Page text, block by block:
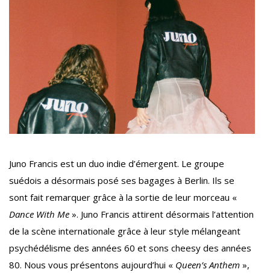
Juno Francis est un duo indie d’émergent. Le groupe
suédois a désormais posé ses bagages à Berlin. Ils se
sont fait remarquer grâce à la sortie de leur morceau «
Dance With Me ». Juno Francis attirent désormais l’attention
de la scène internationale grâce à leur style mélangeant
psychédélisme des années 60 et sons cheesy des années
80. Nous vous présentons aujourd’hui « Queen’s Anthem »,